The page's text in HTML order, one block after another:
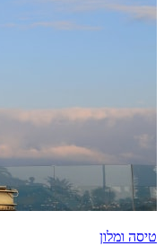
טיסה ומלון